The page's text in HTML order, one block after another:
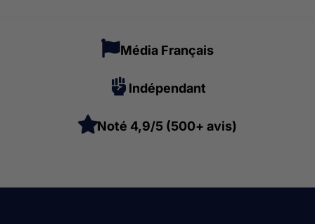
Média Français
Indépendant
Noté 4,9/5 (500+ avis)